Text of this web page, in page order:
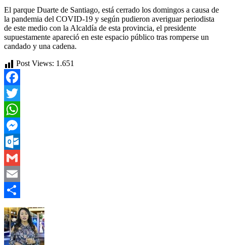
El parque Duarte de Santiago, está cerrado los domingos a causa de
la pandemia del COVID-19 y según pudieron averiguar periodista
de este medio con la Alcaldía de esta provincia, el presidente
supuestamente apareció en este espacio público tras romperse un
candado y una cadena.
Post Views: 1.651
Facebook
Twitter
WhatsApp
Messenger
Outlook.com
Gmail
Email
Compartir